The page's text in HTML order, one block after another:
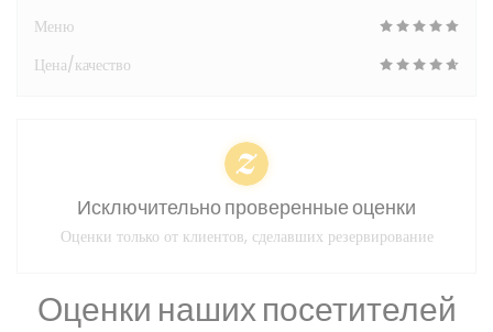
Оценки наших посетителей
Меню
Цена/качество
Исключительно проверенные оценки
Оценки только от клиентов, сделавших резервирование